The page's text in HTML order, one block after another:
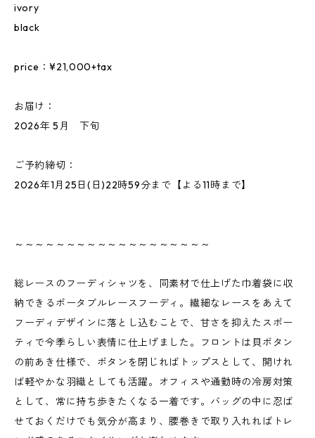
ivory
black
price：¥21,000+tax
お届け：
2026年 5月 下旬
ご予約締切：
2026年1月25日(日)22時59分まで【よる11時まで】
～～～～～～～～～～～～～～～～～～～
総レースのフーディシャツを、同素材で仕上げた巾着袋に収
納できるポータブルレースフーディ。繊細なレースをあえて
フーディデザインに落とし込むことで、甘さを抑えたスポー
ティで今季らしい表情に仕上げました。フロントは貝ボタン
の前あき仕様で、ボタンを閉じればトップスとして、開けれ
ば軽やかな羽織としても活躍。オフィスや通勤時の冷房対策
として、常に持ち歩きたくなる一着です。バッグの中に忍ば
せておくだけでも気分が高まり、腰巻きで取り入れればトレ